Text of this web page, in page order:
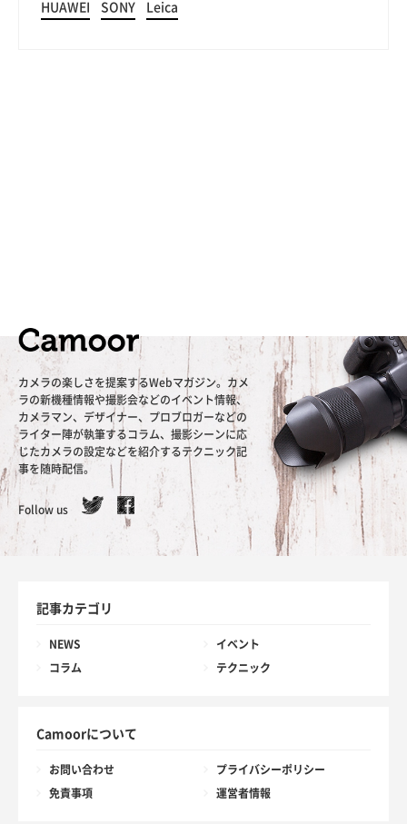
HUAWEI SONY Leica
カメラの楽しさを提案するWebマガジン。カメ
ラの新機種情報や撮影会などのイベント情報、
カメラマン、デザイナー、プロブロガーなどの
ライター陣が執筆するコラム、撮影シーンに応
じたカメラの設定などを紹介するテクニック記
事を随時配信。
Follow us
記事カテゴリ
NEWS イベント
コラム テクニック
Camoorについて
お問い合わせ プライバシーポリシー
免責事項 運営者情報